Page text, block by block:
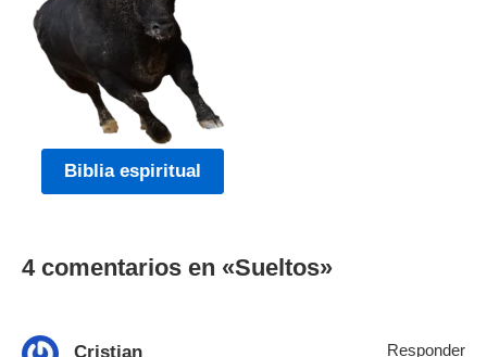
Biblia espiritual
4 comentarios en «Sueltos»
Responder